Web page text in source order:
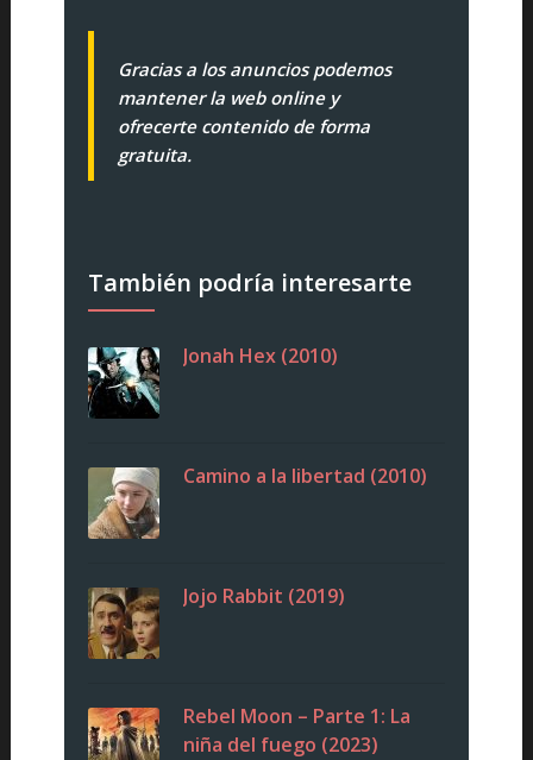
Gracias a los anuncios podemos
mantener la web online y
ofrecerte contenido de forma
gratuita.
También podría interesarte
Jonah Hex (2010)
Camino a la libertad (2010)
Jojo Rabbit (2019)
Rebel Moon – Parte 1: La
niña del fuego (2023)